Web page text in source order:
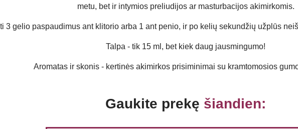
metu, bet ir intymios preliudijos ar masturbacijos akimirkomis.
3 gelio paspaudimus ant klitorio arba 1 ant penio, ir po kelių sekundžių užplūs
Talpa - tik 15 ml, bet kiek daug jausmingumo!
Aromatas ir skonis - kertinės akimirkos prisiminimai su kramtomosios
Gaukite prekę šiandien: